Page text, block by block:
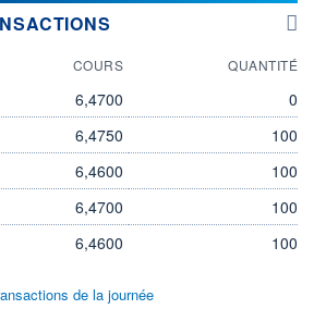
COURS QUANTITÉ
6,4700
0
6,4750
100
6,4600
100
6,4700
100
6,4600 100
de la journée